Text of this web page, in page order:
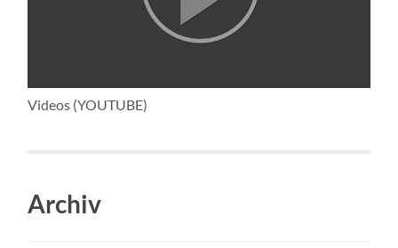
Videos (YOUTUBE)
Archiv